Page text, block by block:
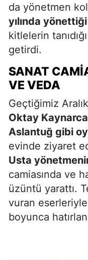
da yönetmen
yılında
kitlelerin
getirdi.
SANAT
VE VEDA
Geçtiğimiz
Oktay
Aslantuğ gibi
evinde ziyaret
Usta
camiasında ve
üzüntü yarattı.
vuran eserleriyle
boyunca